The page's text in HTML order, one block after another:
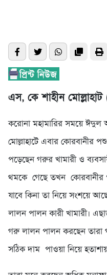
এস, কে শাহীন মোল্লাহাট
করোনা মহামারির সময়ে ঈদুল
মোল্লাহাটে এবার কোরবানীর
পড়েছেন গরুর খামারী ও
থমকে গেছে তখন কোরবানীর
যাবে কিনা তা নিয়ে সংশয়ে
লালন পালন কারী খামারী।
গরু লালন পালন করছেন তারা
সঠিক দাম পাওয়া নিয়ে